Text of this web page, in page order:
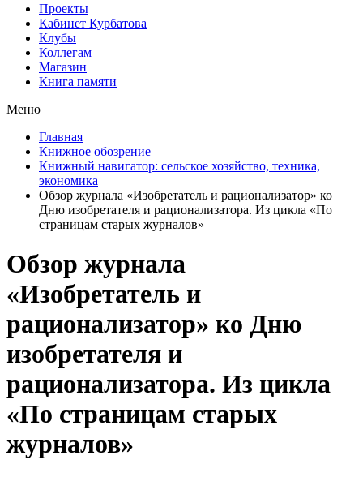
Проекты
Кабинет Курбатова
Клубы
Коллегам
Магазин
Книга памяти
Меню
Главная
Книжное обозрение
Книжный навигатор: сельское хозяйство, техника,
экономика
Обзор журнала «Изобретатель и рационализатор» ко
Дню изобретателя и рационализатора. Из цикла «По
страницам старых журналов»
Обзор журнала
«Изобретатель и
рационализатор» ко Дню
изобретателя и
рационализатора. Из цикла
«По страницам старых
журналов»